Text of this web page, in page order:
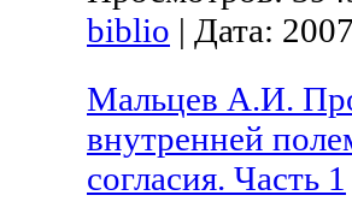
biblio | Дата:
Мальцев А.И.
внутренней
согласия. Часть 1